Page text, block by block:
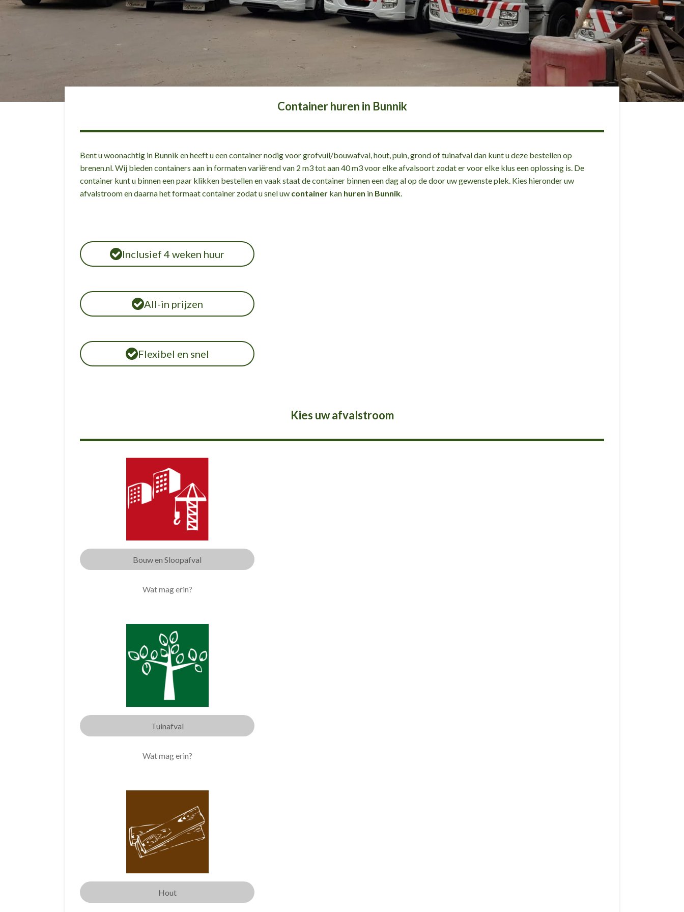
Container huren in Bunnik
Bent u woonachtig in Bunnik en heeft u een container nodig voor grofvuil/bouwafval, hout, puin, grond of tuinafval dan kunt u deze bestellen op
brenen.nl. Wij bieden containers aan in formaten variërend van 2 m3 tot aan 40 m3 voor elke afvalsoort zodat er voor elke klus een oplossing is. De
container kunt u binnen een paar klikken bestellen en vaak staat de container binnen een dag al op de door uw gewenste plek. Kies hieronder uw
afvalstroom en daarna het formaat container zodat u snel uw container kan huren in Bunnik.
Inclusief 4 weken huur
All-in prijzen
Flexibel en snel
Kies uw afvalstroom
Bouw en Sloopafval
Wat mag erin?
Tuinafval
Wat mag erin?
Hout